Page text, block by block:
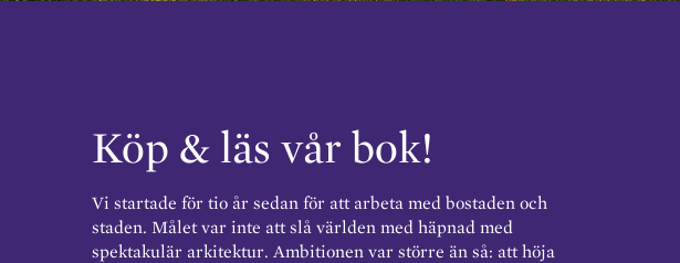
Köp & läs vår bok!
Vi startade för tio år sedan för att arbeta med bostaden och
staden. Målet var inte att slå världen med häpnad med
spektakulär arkitektur. Ambitionen var större än så: att höja